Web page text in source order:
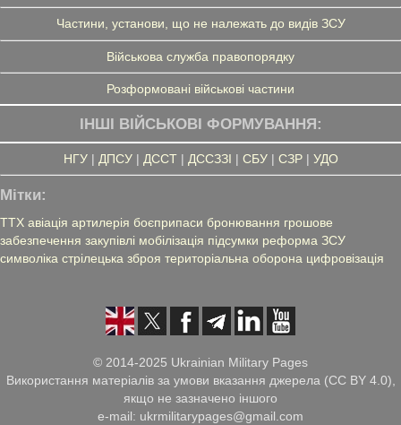
Частини, установи, що не належать до видів ЗСУ
Військова служба правопорядку
Розформовані військові частини
ІНШІ ВІЙСЬКОВІ ФОРМУВАННЯ:
НГУ| ДПСУ| ДССТ| ДССЗЗІ | СБУ| СЗР| УДО
Мітки:
ТТХ авіація артилерія боєприпаси бронювання грошове
забезпечення закупівлі мобілізація підсумки реформа ЗСУ
символіка стрілецька зброя територіальна оборона цифровізація
© 2014-2025 Ukrainian Military Pages
Використання матеріалів за умови вказання джерела (CC BY 4.0),
якщо не зазначено іншого
e-mail: ukrmilitarypages@gmail.com